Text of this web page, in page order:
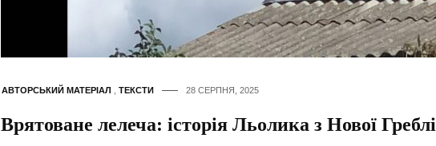
АВТОРСЬКИЙ МАТЕРІАЛ ТЕКСТИ 28 СЕРПНЯ, 2025
Врятоване лелеча: історія Льолика з Нової Греблі